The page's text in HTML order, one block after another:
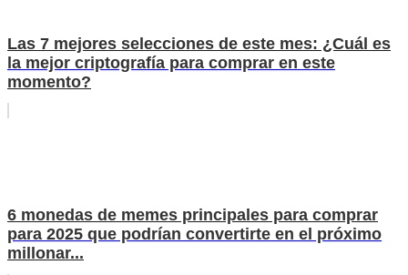
Las 7 mejores selecciones de este mes: ¿Cuál es
la mejor criptografía para comprar en este
momento?
6 monedas de memes principales para comprar
para 2025 que podrían convertirte en el próximo
millonar...